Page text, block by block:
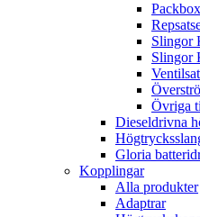
Slingor
Slingor
Övriga
Dieseldrivna
Gloria
Kopplingar
Alla produkter
Adaptrar